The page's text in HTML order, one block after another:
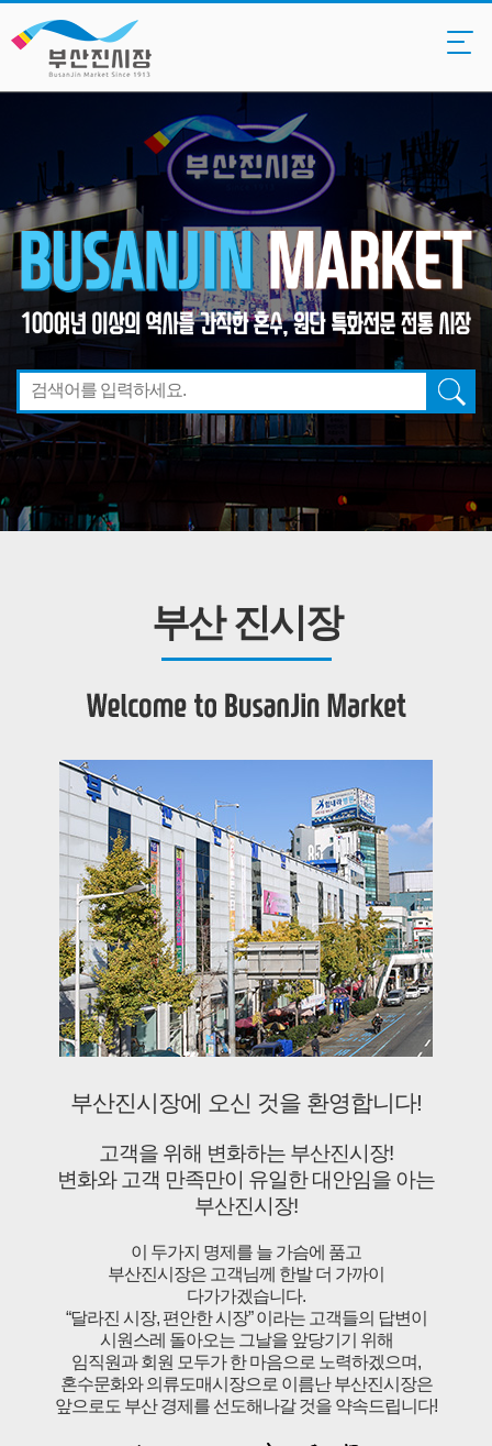
부산 진시장
부산진시장에 오신 것을 환영합니다!
고객을 위해 변화하는 부산진시장!
변화와 고객 만족만이 유일한 대안임을 아는
부산진시장!
이 두가지 명제를 늘 가슴에 품고
부산진시장은 고객님께 한발 더 가까이
다가가겠습니다.
“달라진 시장, 편안한 시장” 이라는 고객들의 답변이
시원스레 돌아오는 그날을 앞당기기 위해
임직원과 회원 모두가 한 마음으로 노력하겠으며,
혼수문화와 의류도매시장으로 이름난 부산진시장은
앞으로도 부산 경제를 선도해나갈 것을 약속드립니다!